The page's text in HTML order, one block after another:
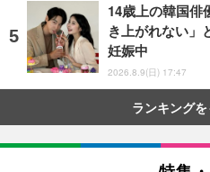
14歳上の韓国俳
き上がれない」
妊娠中
2026.8.9(日) 17:47
ランキング